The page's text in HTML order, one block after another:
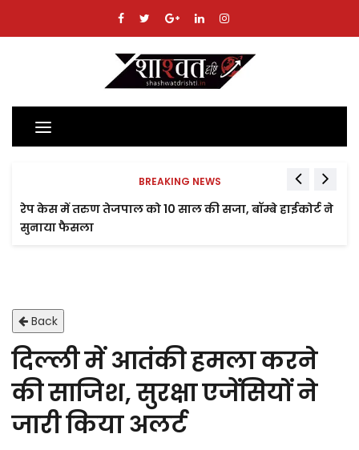
Toggle
navigation
BREAKING NEWS
रेप केस में तरुण तेजपाल को 10 साल की सजा, बॉम्बे हाईकोर्ट ने
सुनाया फैसला
Back
दिल्ली में आतंकी हमला करने
की साजिश, सुरक्षा एजेंसियों ने
जारी किया अलर्ट